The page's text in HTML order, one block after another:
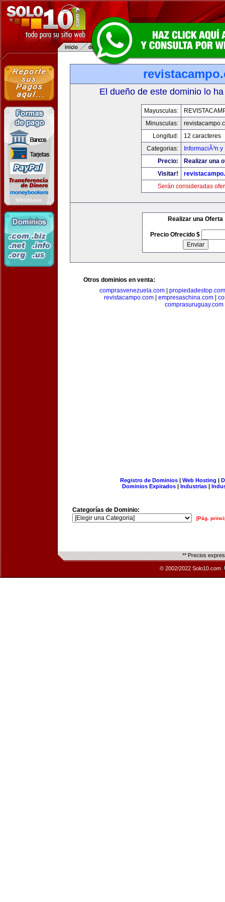
El dueño de este dominio lo
Mayusculas:
Minusculas:
Longitud:
12 caracteres
Categorias:
InformaciÃ³n
Precio:
Realizar una
Visitar!
Serán consideradas
Realizar una Oferta
Precio Ofrecido $
Otros dominios en venta:
comprasvenezuela.com
propiedadestop.com
revistacampo.com
empresaschina.com
comprasuruguay.com
Registro de Dominios| Web Hosting |
Dominios Expirados | Industrias |
Categorías de Dominio:
[Pág.
** Precios
© 2002/2022 Solo10.com